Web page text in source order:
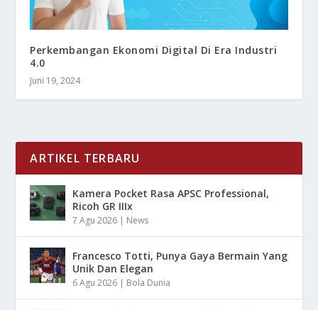
Perkembangan Ekonomi Digital Di Era Industri
4.0
Juni 19, 2024
ARTIKEL TERBARU
Kamera Pocket Rasa APSC Professional,
Ricoh GR IIIx
7 Agu 2026 | News
Francesco Totti, Punya Gaya Bermain Yang
Unik Dan Elegan
6 Agu 2026 | Bola Dunia